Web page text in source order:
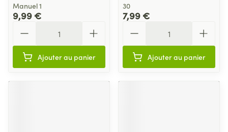
Manuel 1
9,99 €
Ajouter au panier
30
7,99 €
Ajouter au panier